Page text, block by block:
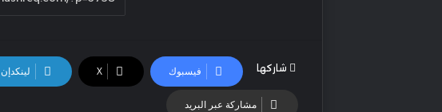
شاركها فيسبوك ‫X لينكدإن
مشاركة عبر البريد